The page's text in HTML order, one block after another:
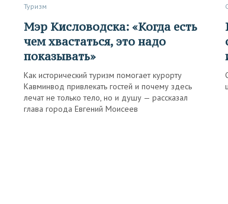
Туризм
Мэр Кисловодска: «Когда есть
чем хвастаться, это надо
показывать»
Как исторический туризм помогает курорту
Кавминвод привлекать гостей и почему здесь
лечат не только тело, но и душу — рассказал
глава города Евгений Моисеев